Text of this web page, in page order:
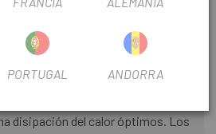
de 2 capas (aleta de aluminio
incluso más, el rendimiento
disipación del calor óptimos. Los
PORTUGAL ANDORRA